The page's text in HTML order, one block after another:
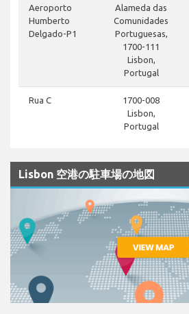
Aeroporto
Humberto
Delgado-P1
Alameda das
Comunidades
Portuguesas,
1700-111
Lisbon,
Portugal
Rua C
1700-008
Lisbon,
Portugal
Lisbon 空港の駐車場の地図